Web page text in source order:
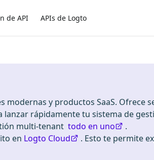
de API APIs de Logto
modernas y productos SaaS. Ofrece
lanzar rápidamente tu sistema de
multi-tenant todo en uno
.
en Logto Cloud
. Esto te permite